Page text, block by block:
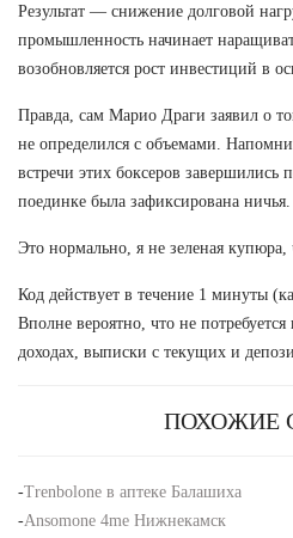
Результат — снижение долговой
промышленность начинает
возобновляется рост инвестиций в
Правда, сам Марио Драги заявил о
не определился с объемами.
встречи этих боксеров завершились
поединке была зафиксирована ничья.
Это нормально, я не зеленая купюра,
Код действует в течение 1 минуты
Вполне вероятно, что не потребуется
доходах, выписки с текущих и
ПОХОЖИЕ
-Trenbolone в аптеке Балашиха
-Ansomone 4me Нижнекамск